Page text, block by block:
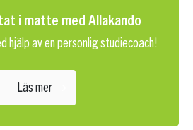
i matte med Allakando
hjälp av en personlig studiecoach!
Läs mer